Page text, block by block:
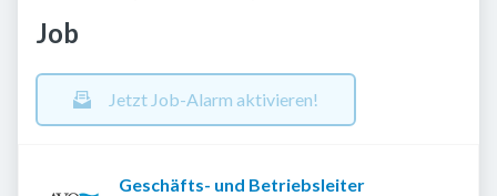
Job
Jetzt Job-Alarm aktivieren!
Geschäfts- und Betriebsleiter